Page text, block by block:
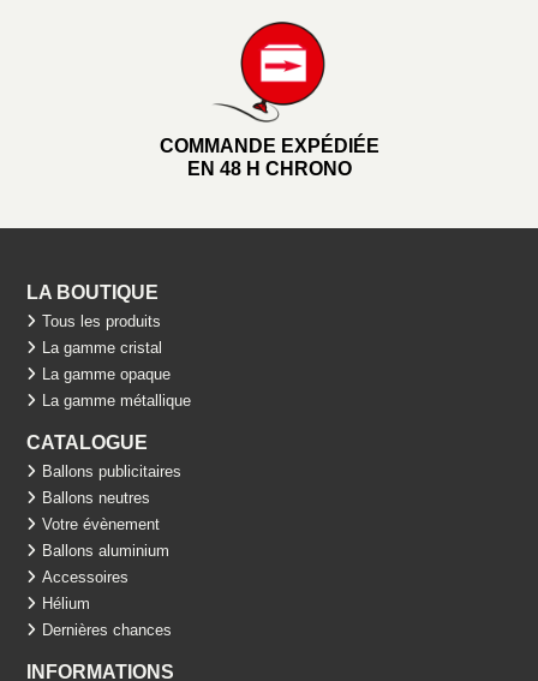
COMMANDE EXPÉDIÉE
EN 48 H CHRONO
LA BOUTIQUE
Tous les produits
La gamme cristal
La gamme opaque
La gamme métallique
CATALOGUE
Ballons publicitaires
Ballons neutres
Votre évènement
Ballons aluminium
Accessoires
Hélium
Dernières chances
INFORMATIONS